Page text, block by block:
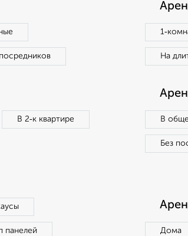
На
В 2‑к квартире В
Без
панелей Дома